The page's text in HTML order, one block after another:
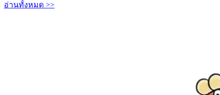
อ่านทั้งหมด >>